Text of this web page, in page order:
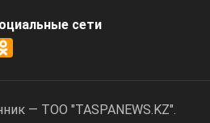
cети
— ТОО "TASPANEWS.KZ".